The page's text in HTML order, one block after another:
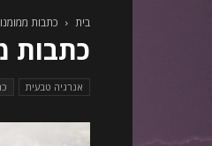
בית כתבות
כתבות
אנרגיה טבעית